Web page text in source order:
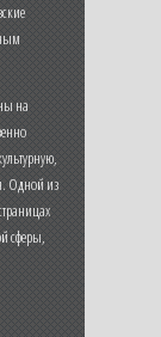
на
Одной из
сферы,